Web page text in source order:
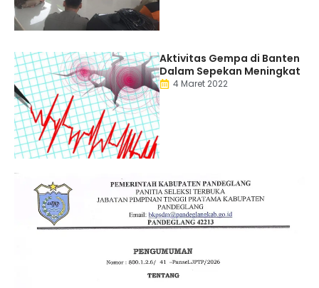
Aktivitas Gempa di Banten
Dalam Sepekan Meningkat
4 Maret 2022